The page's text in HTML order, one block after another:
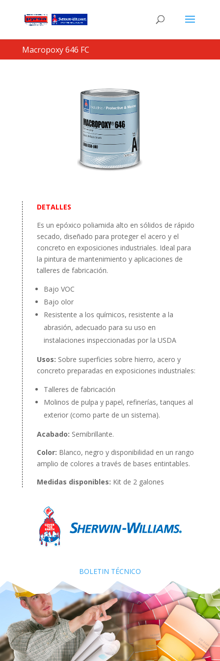
Macropoxy 646 FC
DETALLES
Es un epóxico poliamida alto en sólidos de rápido
secado, diseñado para proteger el acero y el
concreto en exposiciones industriales. Ideal para
la pintura de mantenimiento y aplicaciones de
talleres de fabricación.
Bajo VOC
Bajo olor
Resistente a los químicos, resistente a la
abrasión, adecuado para su uso en
instalaciones inspeccionadas por la USDA
Usos: Sobre superficies sobre hierro, acero y
concreto preparadas en exposiciones industriales:
Talleres de fabricación
Molinos de pulpa y papel, refinerías, tanques al
exterior (como parte de un sistema).
Acabado: Semibrillante.
Color: Blanco, negro y disponibilidad en un rango
amplio de colores a través de bases entintables.
Medidas disponibles: Kit de 2 galones
BOLETIN TÉCNICO